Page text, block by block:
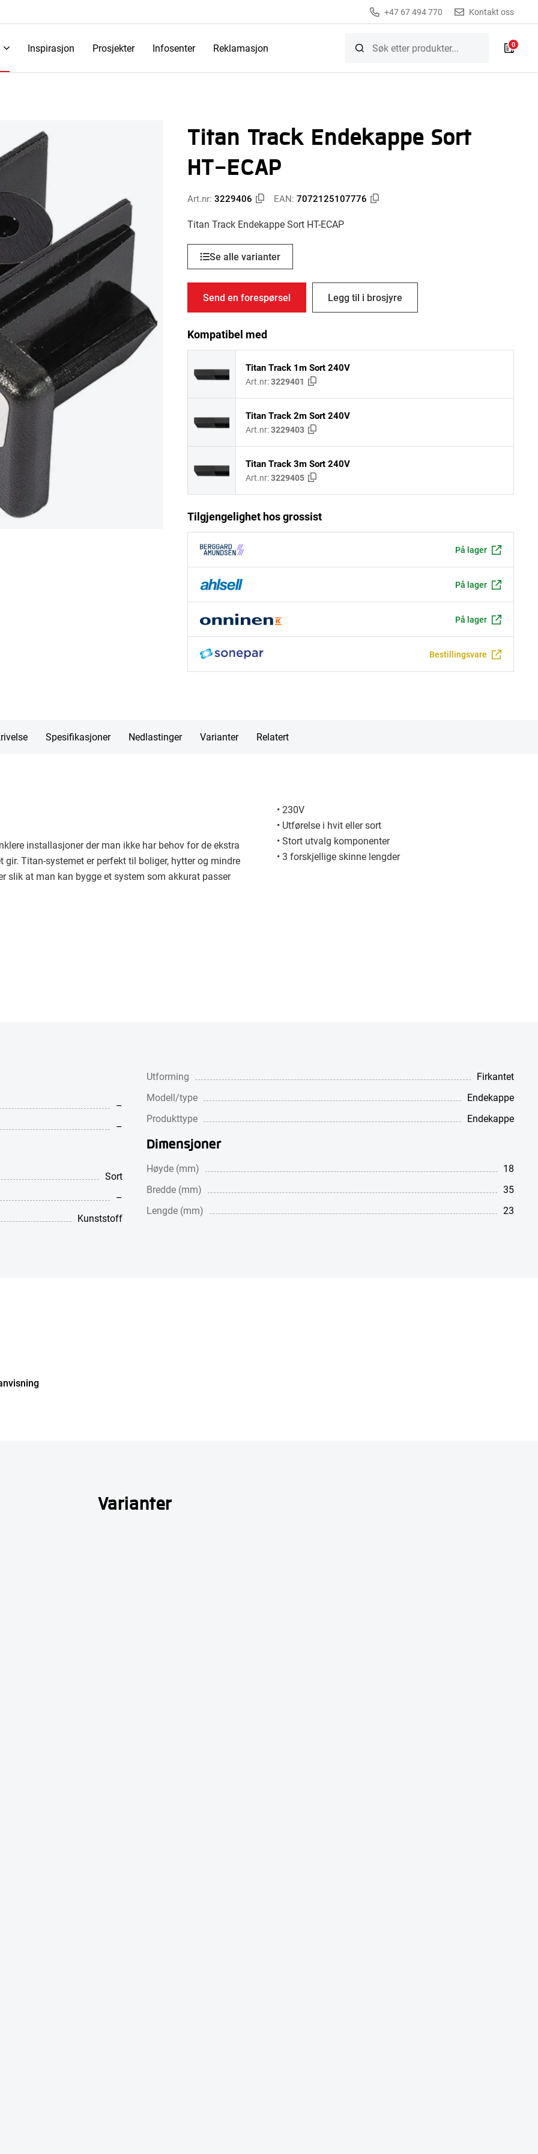
+47 67 494 770 Kontakt oss
Inspirasjon Prosjekter Infosenter Reklamasjon 0
Titan Track Endekappe Sort
HT-ECAP
Art.nr: 3229406 EAN: 7072125107776
Titan Track Endekappe Sort HT-ECAP
Se alle varianter
Send en forespørsel Legg til i brosjyre
Kompatibel med
Titan Track 1m Sort 240V
Art.nr:3229401
Titan Track 2m Sort 240V
Art.nr:3229403
Titan Track 3m Sort 240V
Art.nr:3229405
Tilgjengelighet hos grossist
På lager
På lager
På lager
Bestillingsvare
Spesifikasjoner Nedlastinger Varianter Relatert
installasjoner der man ikke har behov for de ekstra
Titan-systemet er perfekt til boliger, hytter og mindre
slik at man kan bygge et system som akkurat passer
• 230V
• Utførelse i hvit eller sort
• Stort utvalg komponenter
• 3 forskjellige skinne lengder
–
–
Sort
–
Kunststoff
Utforming
Firkantet
Modell/type
Endekappe
Produkttype
Endekappe
Dimensjoner
Høyde (mm)
18
Bredde (mm)
35
Lengde (mm)
23
Varianter